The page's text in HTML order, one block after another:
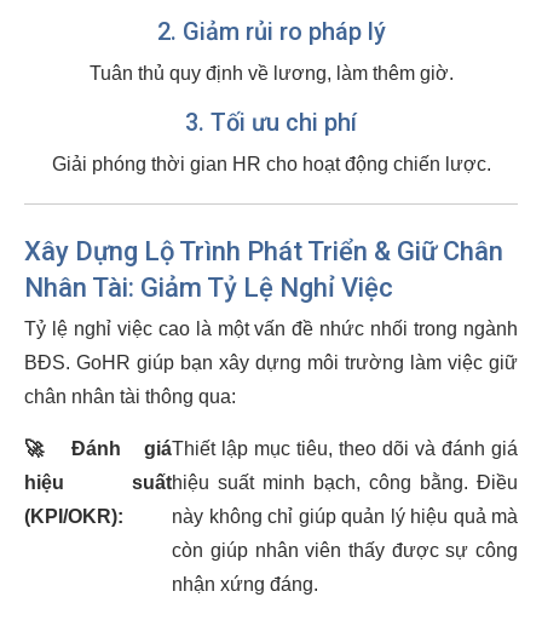
2. Giảm rủi ro pháp lý
Tuân thủ quy định về lương, làm thêm giờ.
3. Tối ưu chi phí
Giải phóng thời gian HR cho hoạt động chiến lược.
Xây Dựng Lộ Trình Phát Triển & Giữ Chân
Nhân Tài: Giảm Tỷ Lệ Nghỉ Việc
Tỷ lệ nghỉ việc cao là một vấn đề nhức nhối trong ngành
BĐS. GoHR giúp bạn xây dựng môi trường làm việc giữ
chân nhân tài thông qua:
🚀
Đánh giá
hiệu suất
(KPI/OKR):
Thiết lập mục tiêu, theo dõi và đánh giá
hiệu suất minh bạch, công bằng. Điều
này không chỉ giúp quản lý hiệu quả mà
còn giúp nhân viên thấy được sự công
nhận xứng đáng.